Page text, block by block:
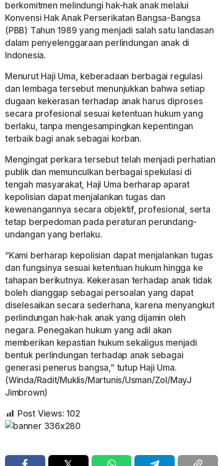
berkomitmen melindungi hak-hak anak melalui
Konvensi Hak Anak Perserikatan Bangsa-Bangsa
(PBB) Tahun 1989 yang menjadi salah satu landasan
dalam penyelenggaraan perlindungan anak di
Indonesia.
Menurut Haji Uma, keberadaan berbagai regulasi
dan lembaga tersebut menunjukkan bahwa setiap
dugaan kekerasan terhadap anak harus diproses
secara profesional sesuai ketentuan hukum yang
berlaku, tanpa mengesampingkan kepentingan
terbaik bagi anak sebagai korban.
Mengingat perkara tersebut telah menjadi perhatian
publik dan memunculkan berbagai spekulasi di
tengah masyarakat, Haji Uma berharap aparat
kepolisian dapat menjalankan tugas dan
kewenangannya secara objektif, profesional, serta
tetap berpedoman pada peraturan perundang-
undangan yang berlaku.
“Kami berharap kepolisian dapat menjalankan tugas
dan fungsinya sesuai ketentuan hukum hingga ke
tahapan berikutnya. Kekerasan terhadap anak tidak
boleh dianggap sebagai persoalan yang dapat
diselesaikan secara sederhana, karena menyangkut
perlindungan hak-hak anak yang dijamin oleh
negara. Penegakan hukum yang adil akan
memberikan kepastian hukum sekaligus menjadi
bentuk perlindungan terhadap anak sebagai
generasi penerus bangsa,” tutup Haji Uma.
(Winda/Radit/Muklis/Martunis/Usman/Zol/MayJ
Jimbrown)
Post Views: 102